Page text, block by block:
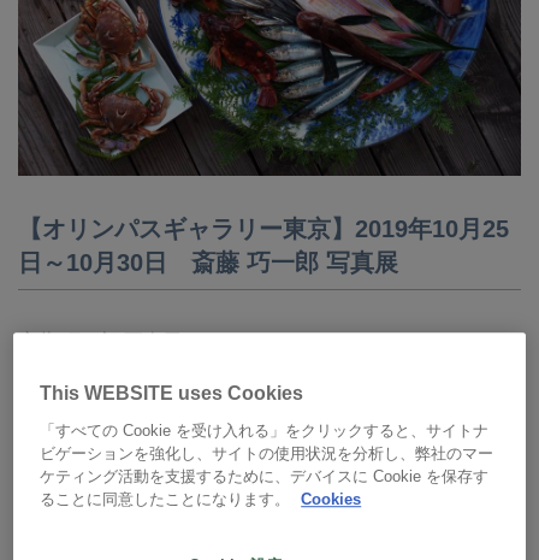
【オリンパスギャラリー東京】2019年10月25
日～10月30日 斎藤 巧一郎 写真展
（開催期間中にギャラリートークを開催します）
オリンパスギャラリー東京 期間：2019年10月25日
（金）～ 10月30日（水）
午前11：00 〜 午後7：00 木曜休館 入場無料
This WEBSITE uses Cookies
「すべての Cookie を受け入れる」をクリックすると、サイトナ
ビゲーションを強化し、サイトの使用状況を分析し、弊社のマー
ケティング活動を支援するために、デバイスに Cookie を保存す
ることに同意したことになります。
Cookies